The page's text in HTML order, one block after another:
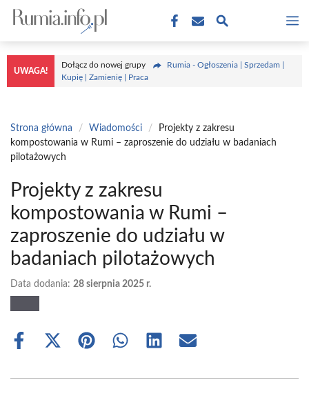
Przejdź
treści
UWAGA!
Dołącz do nowej grupy
Rumia - Ogłoszenia | Sprzedam |
Kupię | Zamienię | Praca
Strona główna / Wiadomości /
Projekty z zakresu
kompostowania w Rumi – zaproszenie do udziału w badaniach
pilotażowych
Projekty z zakresu
kompostowania w Rumi –
zaproszenie do udziału w
badaniach pilotażowych
Data dodania: 28 sierpnia 2025 r.
Share
Share
(Twitter)
Share Share Share Share